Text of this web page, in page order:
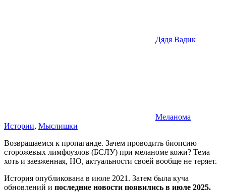
Дядя Вадик
Меланома
Истории, Мыслишки
Возвращаемся к пропаганде. Зачем проводить биопсию
сторожевых лимфоузлов (БСЛУ) при меланоме кожи? Тема
хоть и заезженная, НО, актуальности своей вообще не теряет.
История опубликована в июле 2021. Затем была куча
обновлений и последние новости появились в июле 2025.